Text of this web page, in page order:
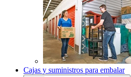
Cajas y suministros para embalar